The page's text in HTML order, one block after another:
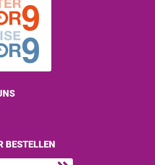
on Facebook
us on Twitter
BESTELLEN